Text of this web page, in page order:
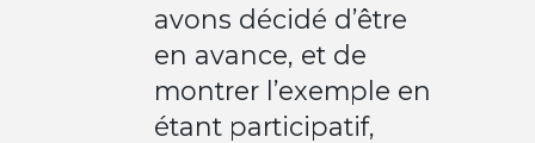
avons décidé d’être
en avance, et de
montrer l’exemple en
étant participatif,